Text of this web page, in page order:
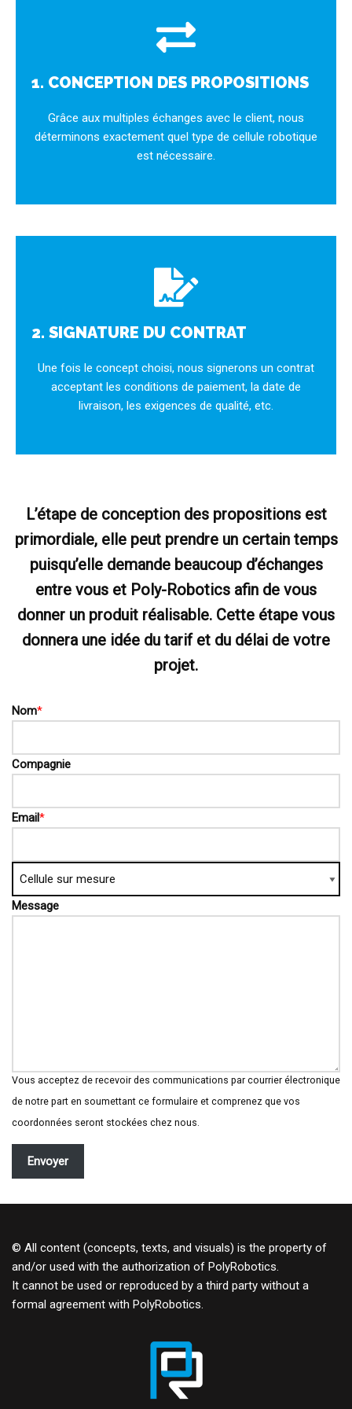
1. CONCEPTION DES PROPOSITIONS
Grâce aux multiples échanges avec le client, nous
déterminons exactement quel type de cellule robotique
est nécessaire.
2. SIGNATURE DU CONTRAT
Une fois le concept choisi, nous signerons un contrat
acceptant les conditions de paiement, la date de
livraison, les exigences de qualité, etc.
L’étape de conception des propositions est
primordiale, elle peut prendre un certain temps
puisqu’elle demande beaucoup d’échanges
entre vous et Poly-Robotics afin de vous
donner un produit réalisable. Cette étape vous
donnera une idée du tarif et du délai de votre
projet.
Nom*
Compagnie
Email*
Message
Vous acceptez de recevoir des communications par courrier électronique
de notre part en soumettant ce formulaire et comprenez que vos
coordonnées seront stockées chez nous.
Envoyer
© All content (concepts, texts, and visuals) is the property of
and/or used with the authorization of PolyRobotics.
It cannot be used or reproduced by a third party without a
formal agreement with PolyRobotics.